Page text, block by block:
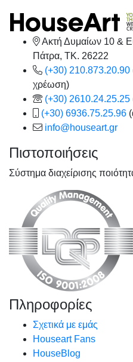
Ακτή Δυμαίων 10 &
Πάτρα, TK. 26222
(+30) 210.873.20.90
χρέωση)
(+30) 2610.24.25.25
(+30) 6936.75.25.96
info@houseart.gr
Πιστοποιήσεις
Σύστημα διαχείρισης
Πληροφορίες
Σχετικά με εμάς
Houseart Fans
HouseBlog